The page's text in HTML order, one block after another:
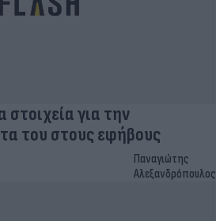
στοιχεία για την
του στους εφήβους
Παναγιώτης
Αλεξανδρόπουλος